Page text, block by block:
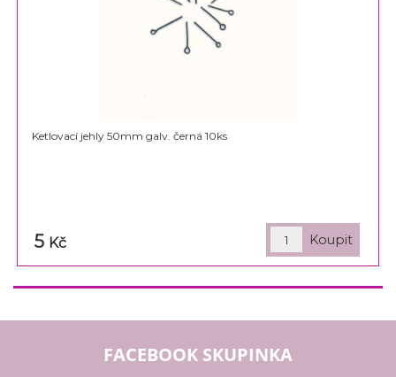
Ketlovací jehly 50mm galv. černá 10ks
5 Kč
FACEBOOK SKUPINKA